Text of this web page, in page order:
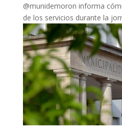
@munidemoron informa
de los servicios durante la